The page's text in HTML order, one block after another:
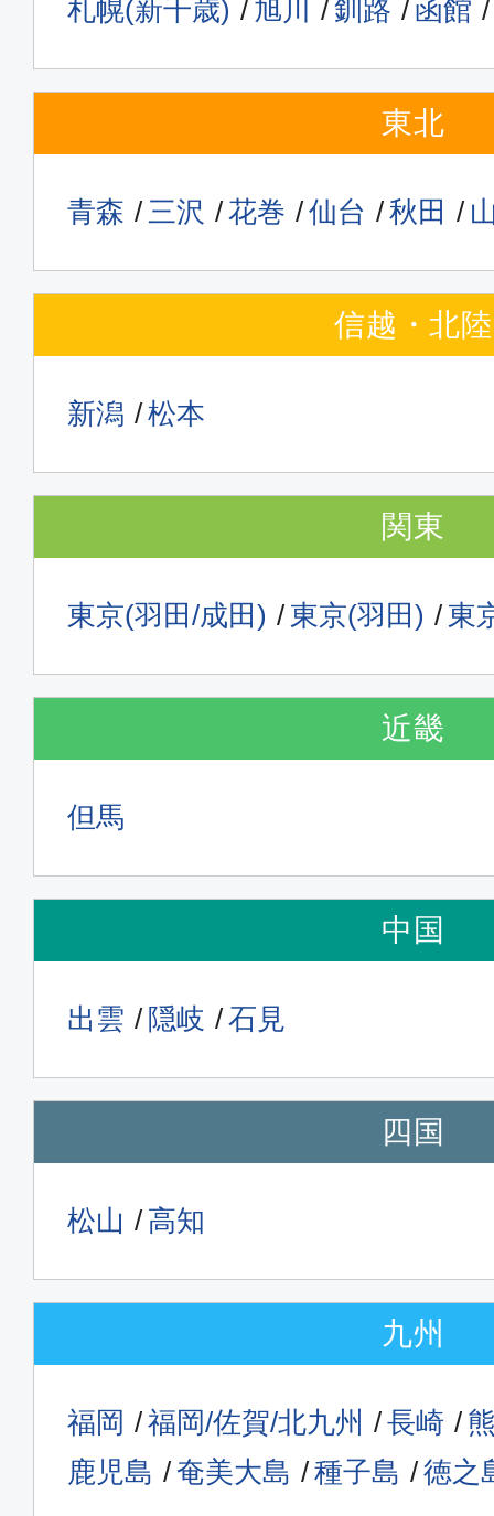
札幌(新千歳) 旭川 釧路 函館
東北
青森 三沢 花巻 仙台 秋田
信越・北陸
新潟 松本
関東
東京(羽田/成田) 東京(羽田) 東
近畿
但馬
中国
出雲 隠岐 石見
四国
松山 高知
九州
福岡 福岡/佐賀/北九州 長崎
鹿児島
奄美大島 種子島 徳之